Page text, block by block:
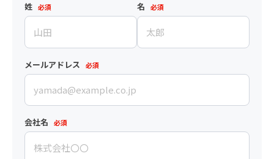
姓 必須 名 必須
メールアドレス 必須
会社名 必須